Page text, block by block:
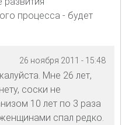
процесса - будет
26 ноября 2011 - 15:48
Мне 26 лет,
соски не
10 лет по 3 раза
спал редко.